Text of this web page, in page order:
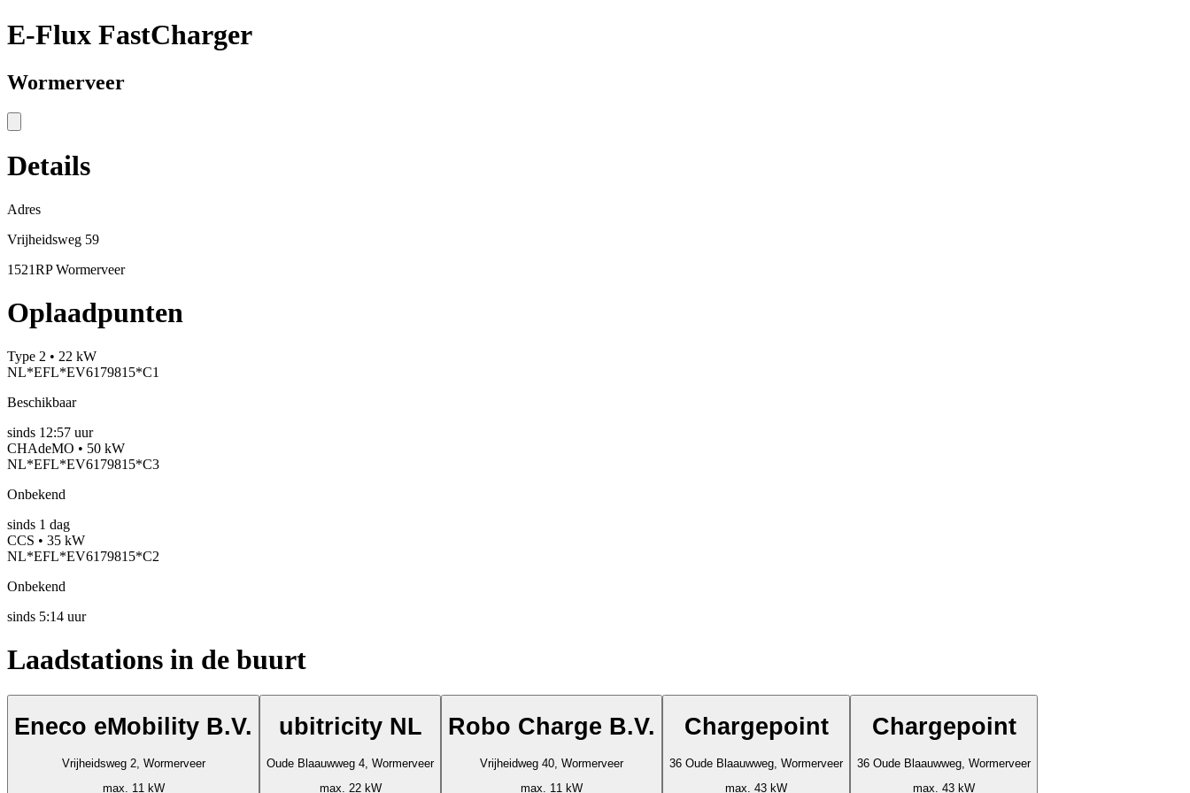
E-Flux FastCharger
Wormerveer
Details
Adres
Vrijheidsweg 59
1521RP Wormerveer
Oplaadpunten
Type 2 • 22 kW
NL*EFL*EV6179815*C1
Beschikbaar
sinds 12:57 uur
CHAdeMO • 50 kW
NL*EFL*EV6179815*C3
Onbekend
sinds 1 dag
CCS • 35 kW
NL*EFL*EV6179815*C2
Onbekend
sinds 5:14 uur
Laadstations in de buurt
Eneco eMobility B.V.
Vrijheidsweg 2, Wormerveer
max. 11 kW
ubitricity NL
Oude Blaauwweg 4, Wormerveer
max. 22 kW
Robo Charge B.V.
Vrijheidweg 40, Wormerveer
max. 11 kW
Chargepoint
36 Oude Blaauwweg, Wormerveer
max. 43 kW
Chargepoint
36 Oude Blaauwweg, Wormerveer
max. 43 kW